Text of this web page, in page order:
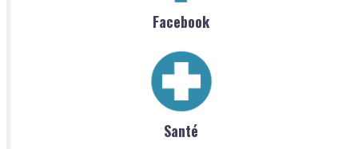
Facebook
Santé